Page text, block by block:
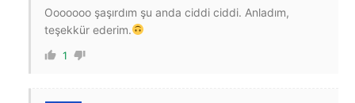
Ooooooo şaşırdım şu anda ciddi ciddi. Anladım,
teşekkür ederim.
1